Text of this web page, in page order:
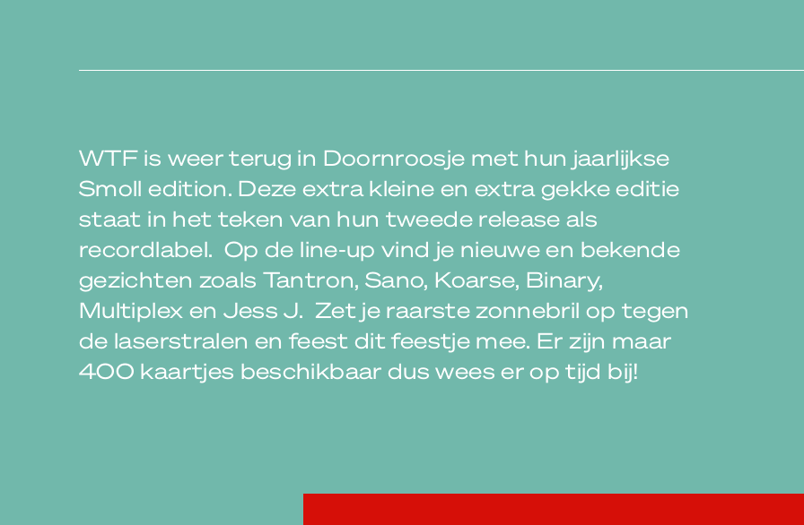
WTF is weer terug in Doornroosje met hun jaarlijkse
Smoll edition. Deze extra kleine en extra gekke editie
staat in het teken van hun tweede release als
recordlabel. Op de line-up vind je nieuwe en bekende
gezichten zoals Tantron, Sano, Koarse, Binary,
Multiplex en Jess J. Zet je raarste zonnebril op tegen
de laserstralen en feest dit feestje mee. Er zijn maar
400 kaartjes beschikbaar dus wees er op tijd bij!